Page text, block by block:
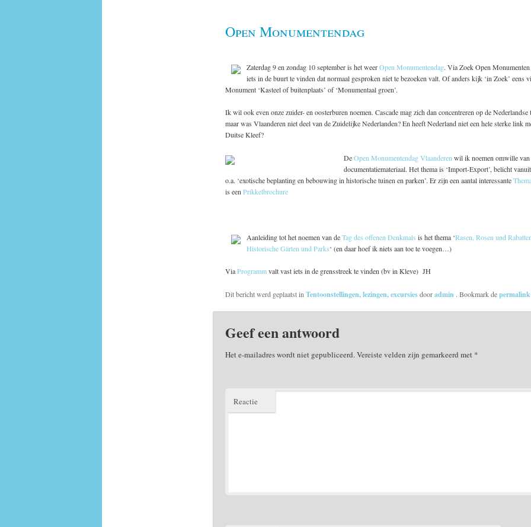
Open Monumentendag
Zaterdag 9 en zondag 10 september is het weerOpen Monumentendag. Via Zoek Open
iets in de buurt te vinden dat normaal gesproken niet te bezoeken valt. Of anders kijk ‘in Zoek’ eens
Monument ‘Kasteel of buitenplaats’ of ‘Monumentaal groen’.
Ik wil ook even onze zuider- en oosterburen noemen. Cascade mag zich dan concentreren op de
maar was Vlaanderen niet deel van de Zuidelijke Nederlanden? En heeft Nederland niet een hele sterke link
Duitse Kleef?
DeOpen Monumentendag Vlaanderen wil ik noemen omwille
documentatiemateriaal. Het thema is ‘Import-Export’, belicht
o.a. ‘exotische beplanting en bebouwing in historische tuinen en parken’. Er zijn een aantal interessante
is een Prikkelbrochure
Aanleiding tot het noemen van deTag des offenen Denkmals is het thema ‘Rasen, Rosen und
Historische Gärten und Parks‘ (en daar hoef ik niets aan toe te voegen…)
ViaProgrammvalt vast iets in de grensstreek te vinden (bv in Kleve) JH
Dit bericht werd geplaatst in Tentoonstellingen, lezingen, excursiesdooradmin . Bookmark de
Geef een antwoord
Het e-mailadres wordt niet gepubliceerd.Vereiste velden zijn gemarkeerd met *
Reactie